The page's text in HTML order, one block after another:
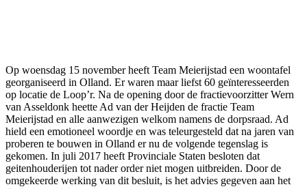
Op woensdag 15 november heeft Team Meierijstad een woontafel
georganiseerd in Olland. Er waren maar liefst 60 geïnteresseerden
op locatie de Loop’r. Na de opening door de fractievoorzitter Wern
van Asseldonk heette Ad van der Heijden de fractie Team
Meierijstad en alle aanwezigen welkom namens de dorpsraad. Ad
hield een emotioneel woordje en was teleurgesteld dat na jaren van
proberen te bouwen in Olland er nu de volgende tegenslag is
gekomen. In juli 2017 heeft Provinciale Staten besloten dat
geitenhouderijen tot nader order niet mogen uitbreiden. Door de
omgekeerde werking van dit besluit, is het advies gegeven aan het